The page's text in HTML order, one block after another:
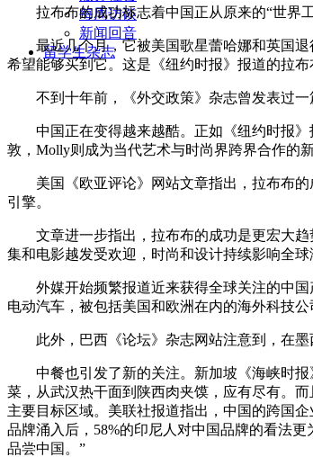
每周访谈
新闻回音
留学生杂志
拉布布的成功标志着中国正从原来的“世界工
最近几个月，它被美国歌星蕾哈娜和英国退
希望能够买到它。这是《纽约时报》报道的拉
不到十年前，《外交政策》杂志曾发表过一
中国正在变得越来越酷。正如《纽约时报》
敦，Molly则成为当代艺术与时尚界跨界合作的新
美国《欧亚评论》网站文章指出，拉布布的
引擎。
文章进一步指出，拉布布的成功是更宏大趋
集和电影越发受欢迎，时尚和设计持续影响全球
外媒开始频繁报道近来获得全球关注的中国
电动汽车，被包括美国和欧洲在内的海外科技
此外，巴西《论坛》杂志网站注意到，在墨
中餐也引发了新的关注。新加坡《海峡时报
菜，从武汉热干面到陕西肉夹馍，应有尽有。
主要目标区域。美联社报道指出，中国的跨国
品牌涌入后，58%的印尼人对中国品牌的看法
品尝中国。”